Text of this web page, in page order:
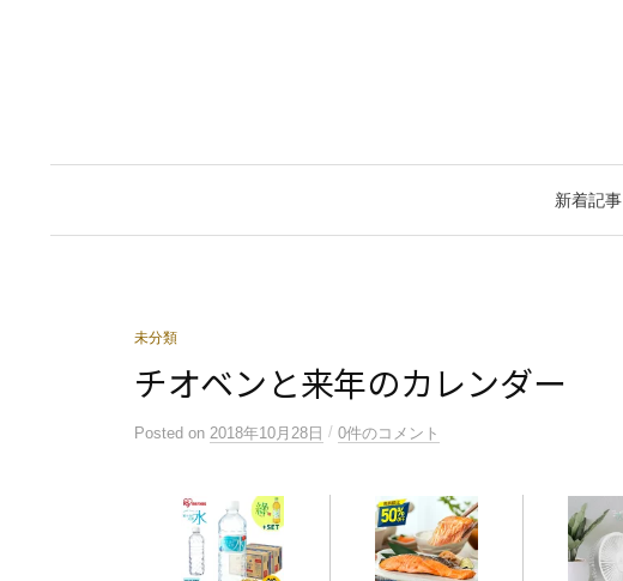
へ
新着記事
未分類
チオベンと来年のカレンダー
Posted on 2018年10月28日 / 0件のコメント